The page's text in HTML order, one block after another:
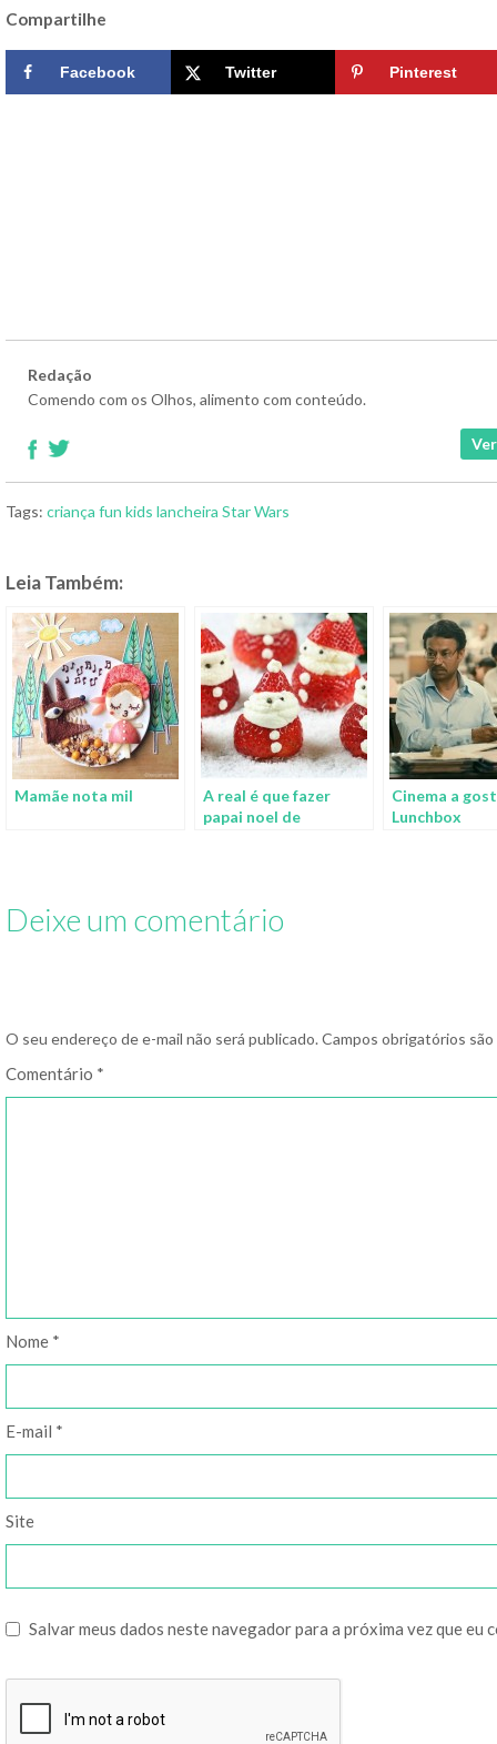
Compartilhe
Facebook Twitter Pinterest
Redação
Comendo com os Olhos, alimento com conteúdo.
Tags: criança fun kids lancheira Star Wars
Leia Também:
Mamãe nota mil
A real é que fazer
papai noel de
Cinema a
Lunchbox
Deixe um comentário
O seu endereço de e-mail não será publicado. Campos obrigatórios
Comentário *
Nome *
E-mail *
Site
Salvar meus dados neste navegador para a próxima vez que eu